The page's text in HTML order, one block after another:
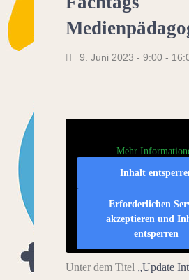
9. Juni 2023 - 9:00 -
Mehr
Inhalt
Erforderlichen
akzeptieren und
entsperren
Unter dem Titel „Update